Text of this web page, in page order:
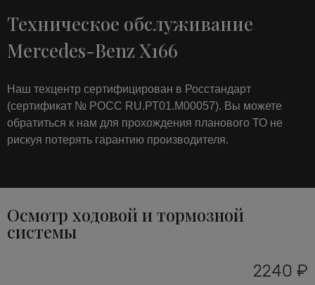
Техническое обслуживание
Mercedes-Benz X166
Наш техцентр сертифицирован в Росстандарт
(сертификат № РОСС RU.РТ01.М00057). Вы можете
обратиться к нам для прохождения планового ТО не
рискуя потерять гарантию производителя.
Осмотр ходовой и тормозной
системы
2240 ₽